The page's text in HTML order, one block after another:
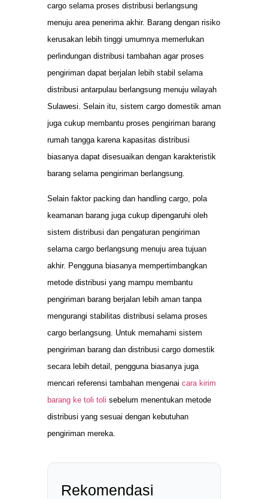
cargo selama proses distribusi berlangsung
menuju area penerima akhir. Barang dengan risiko
kerusakan lebih tinggi umumnya memerlukan
perlindungan distribusi tambahan agar proses
pengiriman dapat berjalan lebih stabil selama
distribusi antarpulau berlangsung menuju wilayah
Sulawesi. Selain itu, sistem cargo domestik aman
juga cukup membantu proses pengiriman barang
rumah tangga karena kapasitas distribusi
biasanya dapat disesuaikan dengan karakteristik
barang selama pengiriman berlangsung.
Selain faktor packing dan handling cargo, pola
keamanan barang juga cukup dipengaruhi oleh
sistem distribusi dan pengaturan pengiriman
selama cargo berlangsung menuju area tujuan
akhir. Pengguna biasanya mempertimbangkan
metode distribusi yang mampu membantu
pengiriman barang berjalan lebih aman tanpa
mengurangi stabilitas distribusi selama proses
cargo berlangsung. Untuk memahami sistem
pengiriman barang dan distribusi cargo domestik
secara lebih detail, pengguna biasanya juga
mencari referensi tambahan mengenai cara kirim
barang ke toli toli sebelum menentukan metode
distribusi yang sesuai dengan kebutuhan
pengiriman mereka.
Rekomendasi